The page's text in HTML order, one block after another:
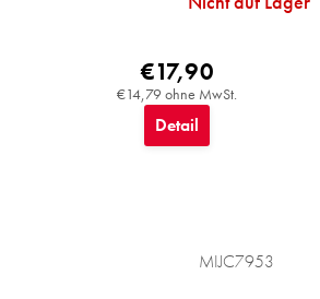
€14,79 ohne MwSt.
€17,90
Detail
MIJC7953